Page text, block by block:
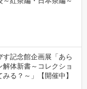
す記念館企画展「あら
解体新書～コレクショ
る？～」【開催中】